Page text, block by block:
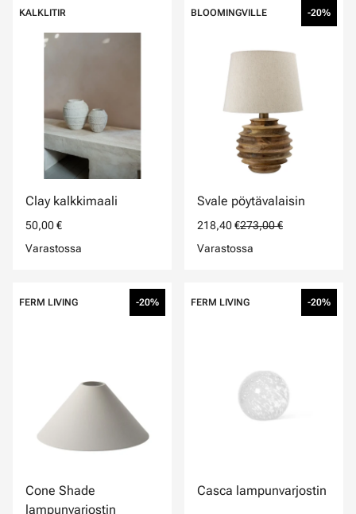
KALKLITIR
Clay kalkkimaali
50,00 €
Varastossa
BLOOMINGVILLE -20%
Svale pöytävalaisin
218,40 €273,00 €
Varastossa
FERM LIVING -20%
Cone Shade
lampunvarjostin
FERM LIVING -20%
Casca lampunvarjostin